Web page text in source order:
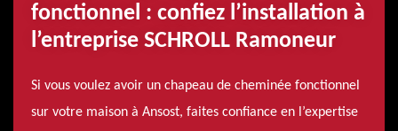
fonctionnel : confiez l’installation à
l’entreprise SCHROLL Ramoneur
Si vous voulez avoir un chapeau de cheminée fonctionnel
sur votre maison à Ansost, faites confiance en l’expertise